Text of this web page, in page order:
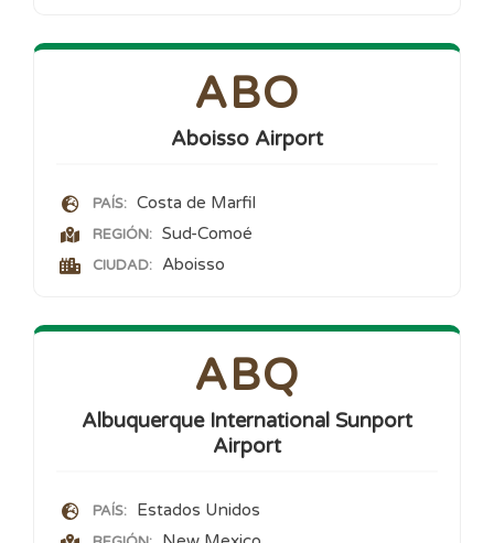
ABO
Aboisso Airport
PAÍS: Costa de Marfil
REGIÓN: Sud-Comoé
CIUDAD: Aboisso
ABQ
Albuquerque International Sunport
Airport
PAÍS: Estados Unidos